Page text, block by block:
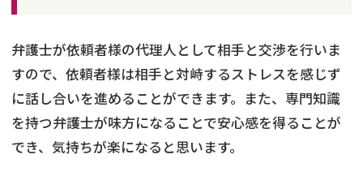
弁護士が依頼者様の代理人として相手と交渉を行いま
すので、依頼者様は相手と対峙するストレスを感じず
に話し合いを進めることができます。また、専門知識
を持つ弁護士が味方になることで安心感を得ることが
でき、気持ちが楽になると思います。